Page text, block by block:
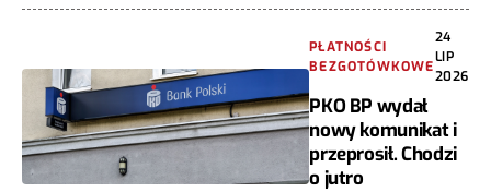
PŁATNOŚCI
BEZGOTÓWKOWE
24
LIP
2026
PKO BP wydał
nowy komunikat i
przeprosił. Chodzi
o jutro